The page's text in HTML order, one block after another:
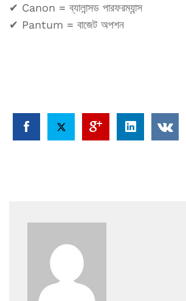
✔ Canon = ব্যালান্সড পারফরম্যান্স
✔ Pantum = বাজেট অপশন